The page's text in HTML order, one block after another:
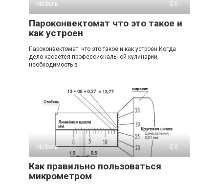
Мебель
0
Пароконвектомат что это такое и
как устроен
Пароконвектомат: что это такое и как устроен Когда
дело касается профессиональной кулинарии,
необходимость в
Мебель 0
Как правильно пользоваться
микрометром